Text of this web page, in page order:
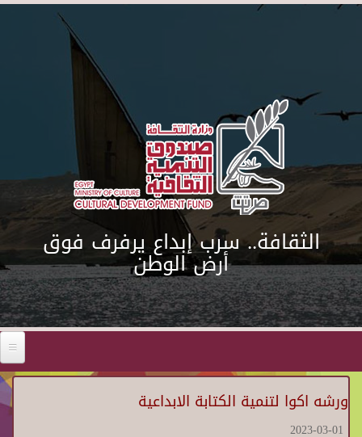
Skip to main content
الثقافة.. سرب إبداع يرفرف فوق
أرض الوطن
ورشه اكوا لتنمية الكتابة الابداعية
2023-03-01